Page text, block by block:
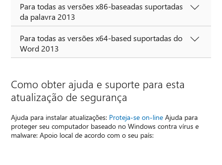
Para todas as versões x86-baseadas suportadas
da palavra 2013
Para todas as versões x64-based suportadas do
Word 2013
Como obter ajuda e suporte para esta
atualização de segurança
Ajuda para instalar atualizações: Proteja-se on-line Ajuda para
proteger seu computador baseado no Windows contra vírus e
malware: Apoio local de acordo com o seu país: